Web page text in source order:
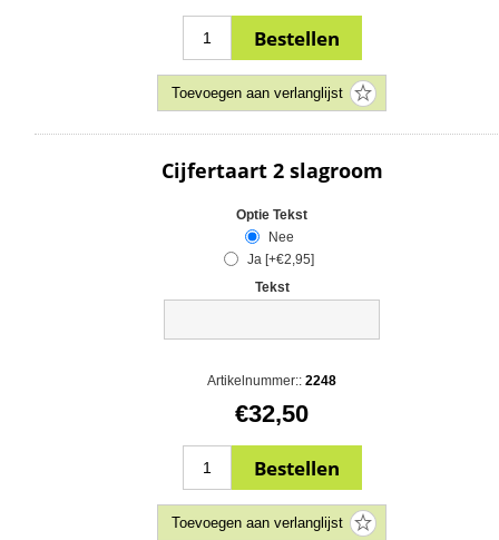
Cijfertaart 2 slagroom
Optie Tekst
Nee
Ja [+€2,95]
Tekst
Artikelnummer:: 2248
€32,50